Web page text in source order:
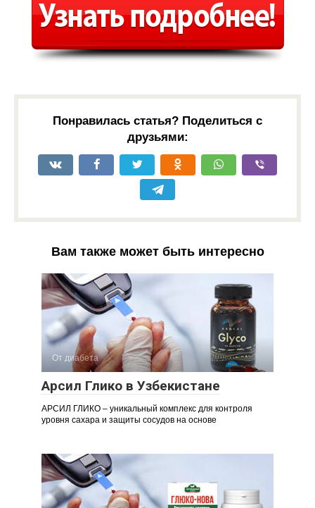
Понравилась статья? Поделиться с
друзьями:
Вам также может быть интересно
От диабета
Арсил Глико в Узбекистане
АРСИЛ ГЛИКО – уникальный комплекс для контроля
уровня сахара и защиты сосудов на основе